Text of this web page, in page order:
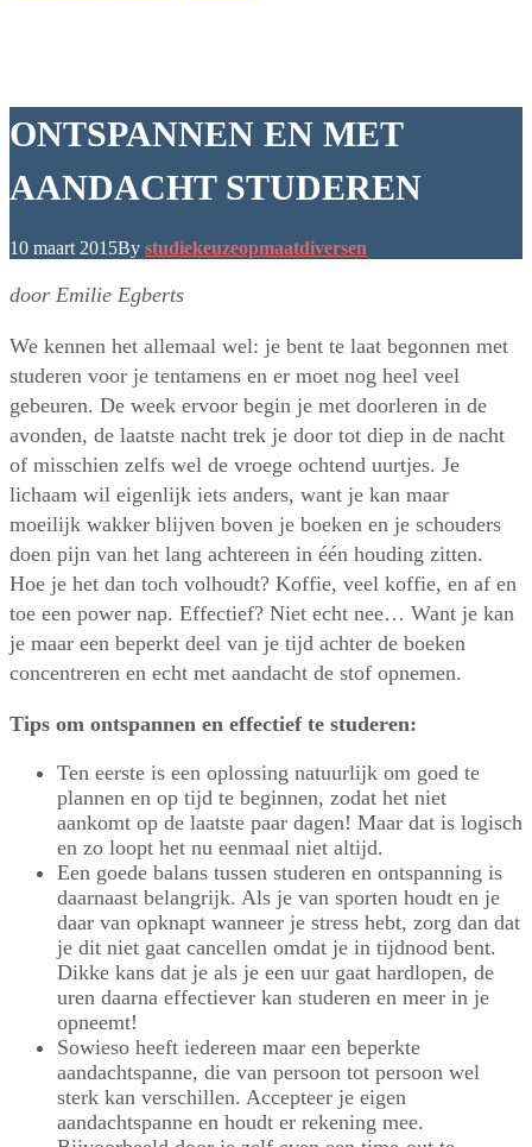
ONTSPANNEN EN MET
AANDACHT STUDEREN
10 maart 2015By studiekeuzeopmaatdiversen
door Emilie Egberts
We kennen het allemaal wel: je bent te laat begonnen met
studeren voor je tentamens en er moet nog heel veel
gebeuren. De week ervoor begin je met doorleren in de
avonden, de laatste nacht trek je door tot diep in de nacht
of misschien zelfs wel de vroege ochtend uurtjes. Je
lichaam wil eigenlijk iets anders, want je kan maar
moeilijk wakker blijven boven je boeken en je schouders
doen pijn van het lang achtereen in één houding zitten.
Hoe je het dan toch volhoudt? Koffie, veel koffie, en af en
toe een power nap. Effectief? Niet echt nee… Want je kan
je maar een beperkt deel van je tijd achter de boeken
concentreren en echt met aandacht de stof opnemen.
Tips om ontspannen en effectief te studeren:
Ten eerste is een oplossing natuurlijk om goed te
plannen en op tijd te beginnen, zodat het niet
aankomt op de laatste paar dagen! Maar dat is logisch
en zo loopt het nu eenmaal niet altijd.
Een goede balans tussen studeren en ontspanning is
daarnaast belangrijk. Als je van sporten houdt en je
daar van opknapt wanneer je stress hebt, zorg dan dat
je dit niet gaat cancellen omdat je in tijdnood bent.
Dikke kans dat je als je een uur gaat hardlopen, de
uren daarna effectiever kan studeren en meer in je
opneemt!
Sowieso heeft iedereen maar een beperkte
aandachtspanne, die van persoon tot persoon wel
sterk kan verschillen. Accepteer je eigen
aandachtspanne en houdt er rekening mee.